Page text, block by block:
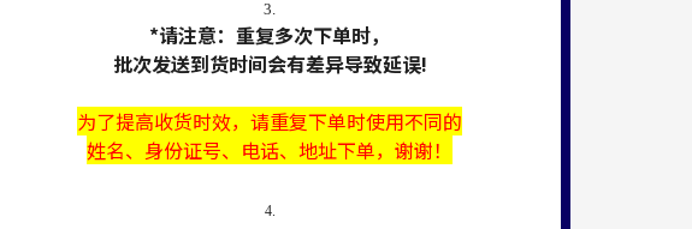
3.
*请注意：重复多次下单时，
批次发送到货时间会有差异导致延误!
为了提高收货时效， 请重复下单时使用不同的
姓名、身份证号、电话、地址下单，谢谢！
4.